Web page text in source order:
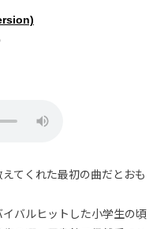
てくれた最初の曲だとおも
バルヒットした小学生の頃